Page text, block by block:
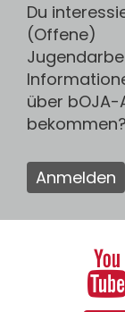
Du
(Offene)
über
bekommen?
Anmelden